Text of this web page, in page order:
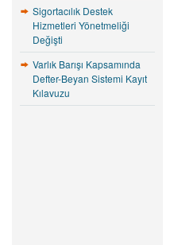
Sigortacılık Destek
Hizmetleri Yönetmeliği
Değişti
Varlık Barışı Kapsamında
Defter-Beyan Sistemi Kayıt
Kılavuzu